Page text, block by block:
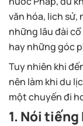
văn hóa, lich
những lâu đài
hay những góc
Tuy nhiên khi
nên làm khi du
một chuyến đi
1. Nói